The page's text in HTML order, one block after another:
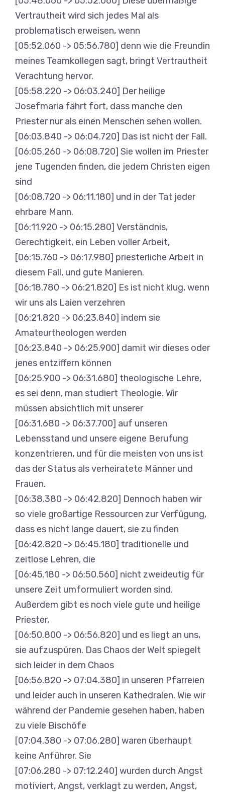
Vertrautheit wird sich jedes Mal als
problematisch erweisen, wenn
[05:52.060 -> 05:56.780] denn wie die Freundin
meines Teamkollegen sagt, bringt Vertrautheit
Verachtung hervor.
[05:58.220 -> 06:03.240] Der heilige
Josefmaria fährt fort, dass manche den
Priester nur als einen Menschen sehen wollen.
[06:03.840 -> 06:04.720] Das ist nicht der Fall.
[06:05.260 -> 06:08.720] Sie wollen im Priester
jene Tugenden finden, die jedem Christen eigen
sind
[06:08.720 -> 06:11.180] und in der Tat jeder
ehrbare Mann.
[06:11.920 -> 06:15.280] Verständnis,
Gerechtigkeit, ein Leben voller Arbeit,
[06:15.760 -> 06:17.980] priesterliche Arbeit in
diesem Fall, und gute Manieren.
[06:18.780 -> 06:21.820] Es ist nicht klug, wenn
wir uns als Laien verzehren
[06:21.820 -> 06:23.840] indem sie
Amateurtheologen werden
[06:23.840 -> 06:25.900] damit wir dieses oder
jenes entziffern können
[06:25.900 -> 06:31.680] theologische Lehre,
es sei denn, man studiert Theologie. Wir
müssen absichtlich mit unserer
[06:31.680 -> 06:37.700] auf unseren
Lebensstand und unsere eigene Berufung
konzentrieren, und für die meisten von uns ist
das der Status als verheiratete Männer und
Frauen.
[06:38.380 -> 06:42.820] Dennoch haben wir
so viele großartige Ressourcen zur Verfügung,
dass es nicht lange dauert, sie zu finden
[06:42.820 -> 06:45.180] traditionelle und
zeitlose Lehren, die
[06:45.180 -> 06:50.560] nicht zweideutig für
unsere Zeit umformuliert worden sind.
Außerdem gibt es noch viele gute und heilige
Priester,
[06:50.800 -> 06:56.820] und es liegt an uns,
sie aufzuspüren. Das Chaos der Welt spiegelt
sich leider in dem Chaos
[06:56.820 -> 07:04.380] in unseren Pfarreien
und leider auch in unseren Kathedralen. Wie wir
während der Pandemie gesehen haben, haben
zu viele Bischöfe
[07:04.380 -> 07:06.280] waren überhaupt
keine Anführer. Sie
[07:06.280 -> 07:12.240] wurden durch Angst
motiviert, Angst, verklagt zu werden, Angst,